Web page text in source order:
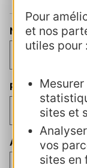
Pour
et nos
utiles pour :
sites et
vos
sites en
Nom du
Prénom du
Adresse e-mail